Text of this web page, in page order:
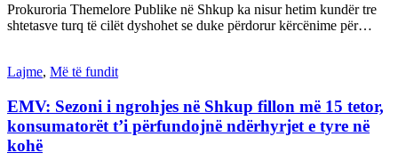
Prokuroria Themelore Publike në Shkup ka nisur hetim kundër tre
shtetasve turq të cilët dyshohet se duke përdorur kërcënime për…
Lajme, Më të fundit
EMV: Sezoni i ngrohjes në Shkup fillon më 15 tetor,
konsumatorët t’i përfundojnë ndërhyrjet e tyre në
kohë